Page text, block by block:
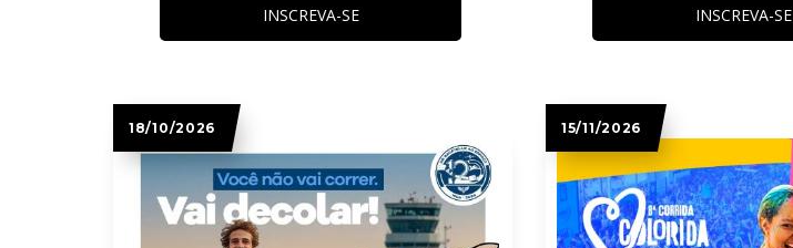
INSCREVA-SE INSCREVA-SE
18/10/2026 15/11/2026